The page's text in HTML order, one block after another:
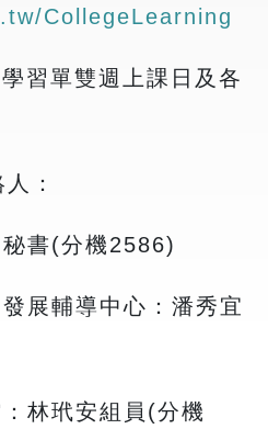
CollegeLearning
習單雙週上課日及各
：
書(分機2586)
展輔導中心：潘秀宜
林玳安組員(分機